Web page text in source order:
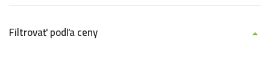
Filtrovať podľa ceny